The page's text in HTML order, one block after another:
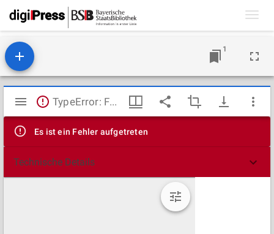
1
Mirador
Viewer
TypeError: Failed to fetch
Es ist ein Fehler aufgetreten
Technische Details